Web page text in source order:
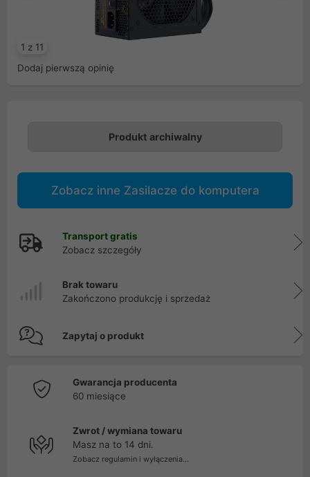
1 z 11
Dodaj pierwszą opinię
Produkt archiwalny
Zobacz inne Zasilacze do komputera
Transport gratis
Zobacz szczegóły
Brak towaru
Zakończono produkcję i sprzedaż
Zapytaj o produkt
Gwarancja producenta
60 miesiące
Zwrot / wymiana towaru
Masz na to 14 dni.
Zobacz regulamin i wyłączenia...